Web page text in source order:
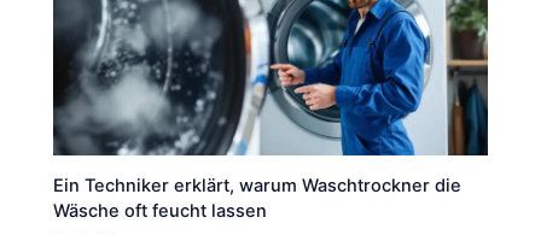
Ein Techniker erklärt, warum Waschtrockner die
Wäsche oft feucht lassen